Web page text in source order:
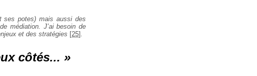
ses potes) mais aussi des
médiation. J’ai besoin de
et des stratégies [25]
côtés... »